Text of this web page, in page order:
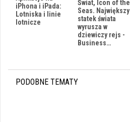
iPhona i iPada:
Lotniska i linie
lotnicze
Świat, Icon of the
Seas. Największy
statek świata
wyrusza w
dziewiczy rejs -
Business…
PODOBNE TEMATY